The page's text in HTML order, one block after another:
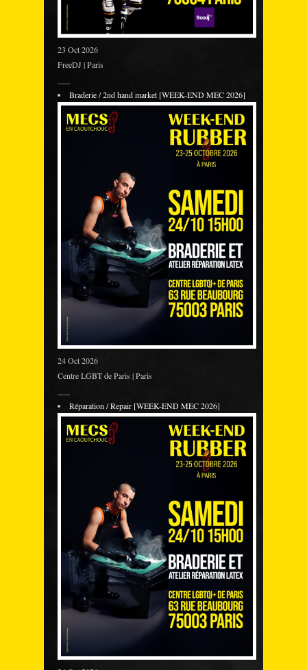
23 Oct 2026
FreeDJ | Paris
Braderie / 2nd hand market [WEEK-END MEC 2026]
24 Oct 2026
Centre LGBT de Paris | Paris
Réparation / Repair [WEEK-END MEC 2026]